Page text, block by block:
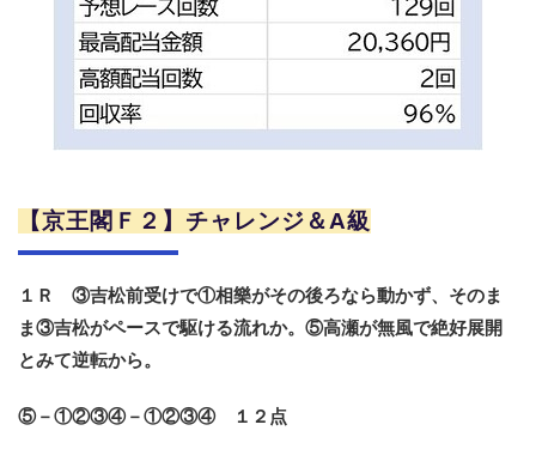
ご意見をお聞かせください
お問い合わせ
支払い方法、ポイント利用規約
よくある質問
【京王閣Ｆ２】チャレンジ＆A級
１Ｒ ③吉松前受けで①相樂がその後ろなら動かず、そのま
ま③吉松がペースで駆ける流れか。⑤高瀬が無風で絶好展開
とみて逆転から。
⑤－①②③④－①②③④ １２点